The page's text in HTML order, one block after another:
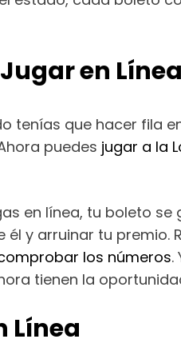
en Línea
tenías que hacer fila
puedes jugar a la
en línea, tu boleto
y arruinar tu
los números.
tienen la
Línea